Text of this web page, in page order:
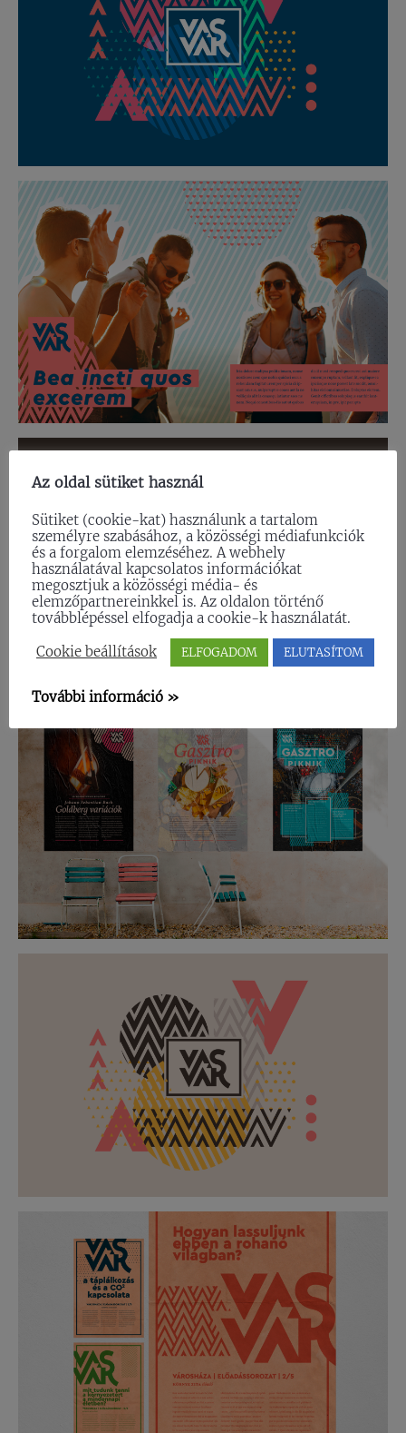
Az oldal sütiket használ
Sütiket (cookie-kat) használunk a tartalom
személyre szabásához, a közösségi médiafunkciók
és a forgalom elemzéséhez. A webhely
használatával kapcsolatos információkat
megosztjuk a közösségi média- és
elemzőpartnereinkkel is. Az oldalon történő
továbblépéssel elfogadja a cookie-k használatát.
Cookie beállítások ELFOGADOM ELUTASÍTOM
További információ »